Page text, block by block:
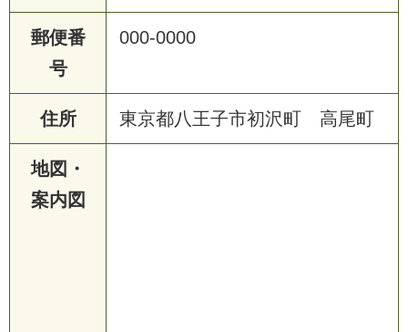
郵便番
号
000-0000
住所 東京都八王子市初沢町 高尾町
地図・
案内図